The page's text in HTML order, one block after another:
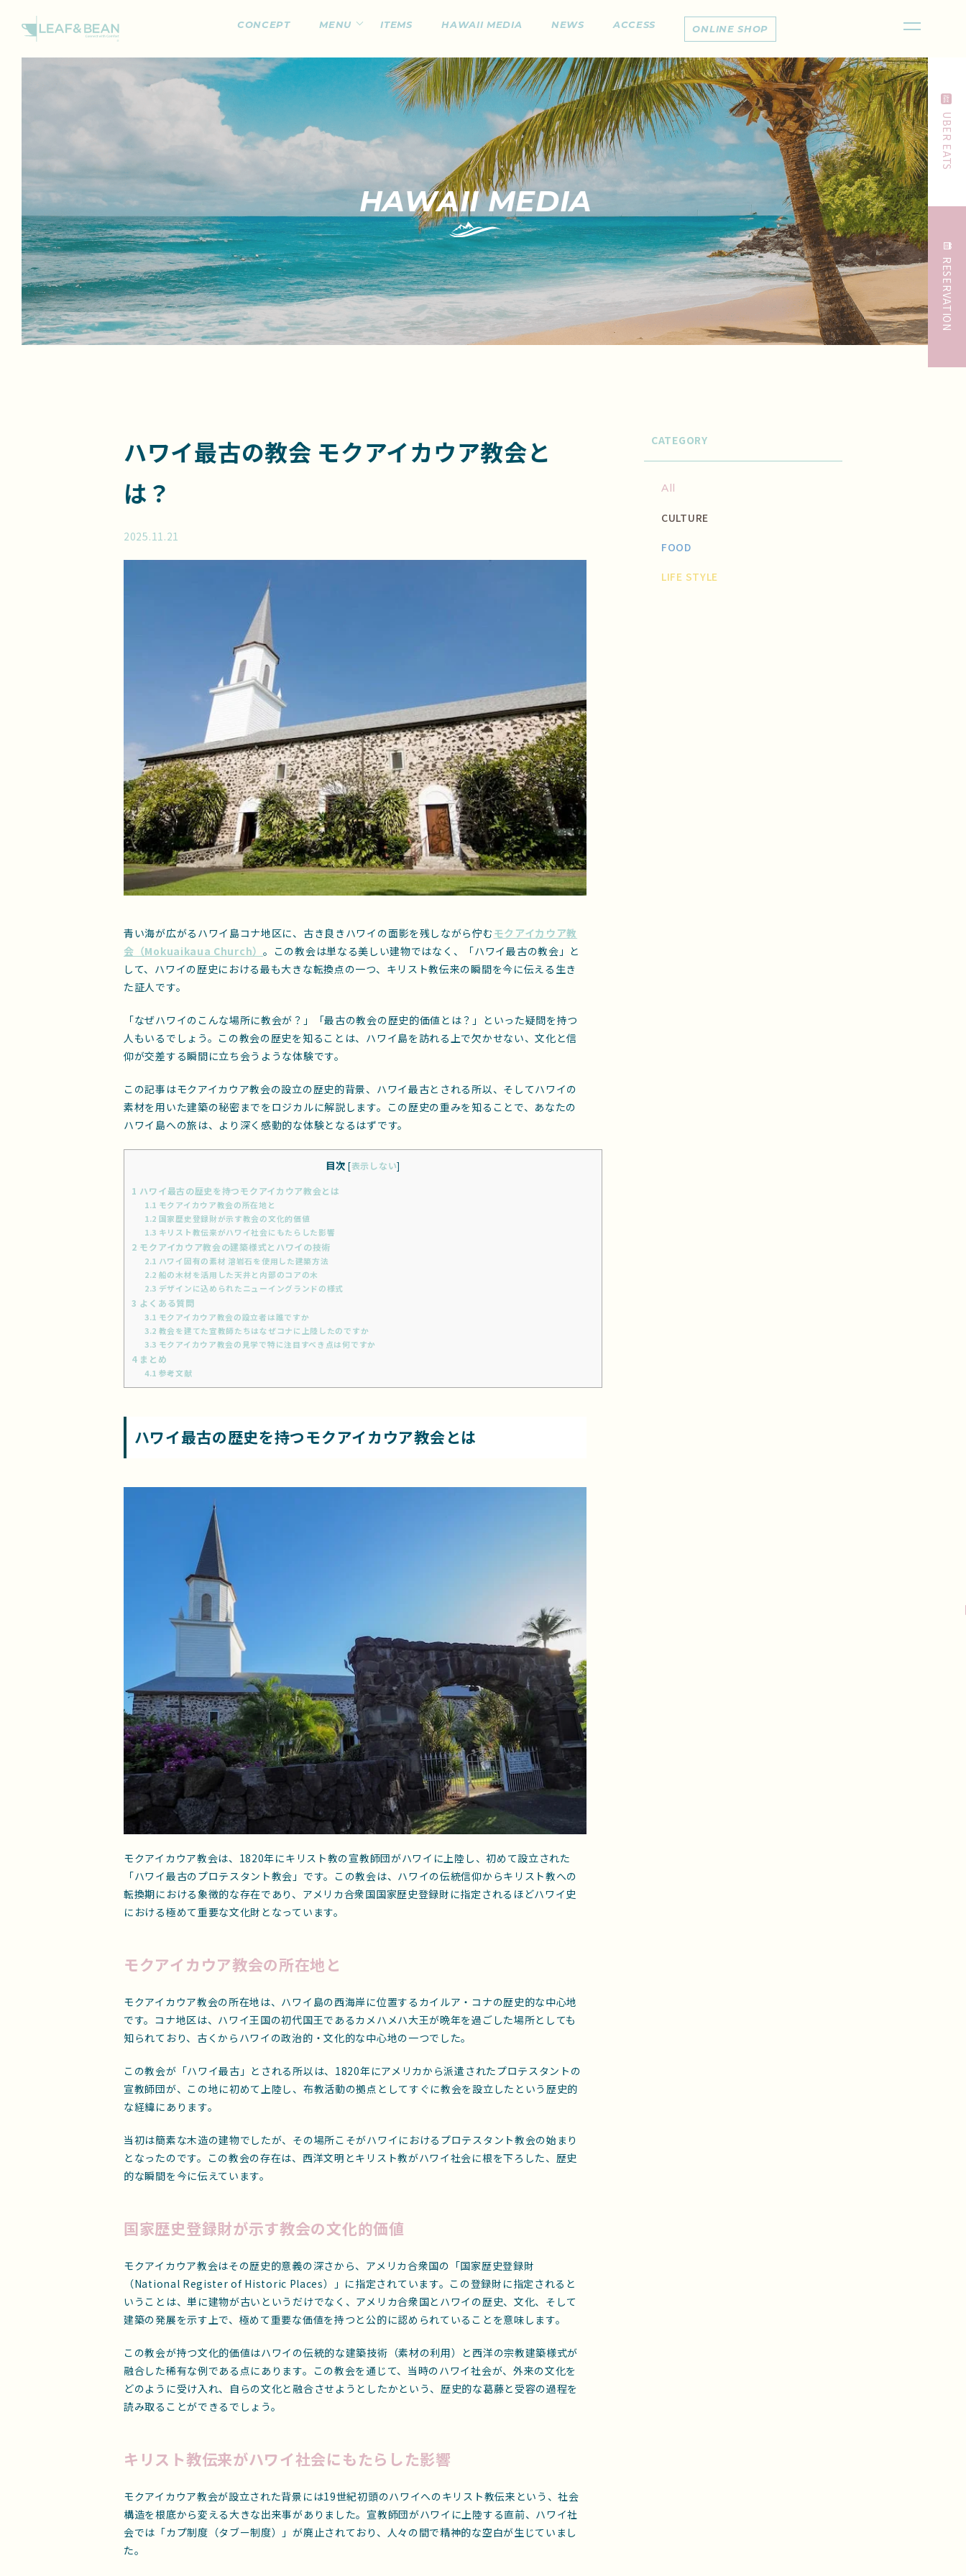
CONCEPT MENU ITEMS HAWAII MEDIA NEWS ACCESS ONLINE SHOP
UBER EATS
RESERVATION
HAWAII MEDIA
ハワイ最古の教会 モクアイカウア教会と
は？
2025.11.21
青い海が広がるハワイ島コナ地区に、古き良きハワイの面影を残しながら佇むモクアイカウア教
会（Mokuaikaua Church） 。この教会は単なる美しい建物ではなく、「ハワイ最古の教会」と
して、ハワイの歴史における最も大きな転換点の一つ、キリスト教伝来の瞬間を今に伝える生き
た証人です。
「なぜハワイのこんな場所に教会が？」「最古の教会の歴史的価値とは？」といった疑問を持つ
人もいるでしょう。この教会の歴史を知ることは、ハワイ島を訪れる上で欠かせない、文化と信
仰が交差する瞬間に立ち会うような体験です。
この記事はモクアイカウア教会の設立の歴史的背景、ハワイ最古とされる所以、そしてハワイの
素材を用いた建築の秘密までをロジカルに解説します。この歴史の重みを知ることで、あなたの
ハワイ島への旅は、より深く感動的な体験となるはずです。
目次 [表示しない]
1 ハワイ最古の歴史を持つモクアイカウア教会とは
1.1 モクアイカウア教会の所在地と
1.2 国家歴史登録財が示す教会の文化的価値
1.3 キリスト教伝来がハワイ社会にもたらした影響
2 モクアイカウア教会の建築様式とハワイの技術
2.1 ハワイ固有の素材 溶岩石を使用した建築方法
2.2 船の木材を活用した天井と内部のコアの木
2.3 デザインに込められたニューイングランドの様式
3 よくある質問
3.1 モクアイカウア教会の設立者は誰ですか
3.2 教会を建てた宣教師たちはなぜコナに上陸したのですか
3.3 モクアイカウア教会の見学で特に注目すべき点は何ですか
4まとめ
4.1 参考文献
ハワイ最古の歴史を持つモクアイカウア教会とは
モクアイカウア教会は、1820年にキリスト教の宣教師団がハワイに上陸し、初めて設立された
「ハワイ最古のプロテスタント教会」です。この教会は、ハワイの伝統信仰からキリスト教への
転換期における象徴的な存在であり、アメリカ合衆国国家歴史登録財に指定されるほどハワイ史
における極めて重要な文化財となっています。
モクアイカウア教会の所在地と
モクアイカウア教会の所在地は、ハワイ島の西海岸に位置するカイルア・コナの歴史的な中心地
です。コナ地区は、ハワイ王国の初代国王であるカメハメハ大王が晩年を過ごした場所としても
知られており、古くからハワイの政治的・文化的な中心地の一つでした。
この教会が「ハワイ最古」とされる所以は、1820年にアメリカから派遣されたプロテスタントの
宣教師団が、この地に初めて上陸し、布教活動の拠点としてすぐに教会を設立したという歴史的
な経緯にあります。
当初は簡素な木造の建物でしたが、その場所こそがハワイにおけるプロテスタント教会の始まり
となったのです。この教会の存在は、西洋文明とキリスト教がハワイ社会に根を下ろした、歴史
的な瞬間を今に伝えています。
国家歴史登録財が示す教会の文化的価値
モクアイカウア教会はその歴史的意義の深さから、アメリカ合衆国の「国家歴史登録財
（National Register of Historic Places）」に指定されています。この登録財に指定されると
いうことは、単に建物が古いというだけでなく、アメリカ合衆国とハワイの歴史、文化、そして
建築の発展を示す上で、極めて重要な価値を持つと公的に認められていることを意味します。
この教会が持つ文化的価値はハワイの伝統的な建築技術（素材の利用）と西洋の宗教建築様式が
融合した稀有な例である点にあります。この教会を通じて、当時のハワイ社会が、外来の文化を
どのように受け入れ、自らの文化と融合させようとしたかという、歴史的な葛藤と受容の過程を
読み取ることができるでしょう。
キリスト教伝来がハワイ社会にもたらした影響
モクアイカウア教会が設立された背景には19世紀初頭のハワイへのキリスト教伝来という、社会
構造を根底から変える大きな出来事がありました。宣教師団がハワイに上陸する直前、ハワイ社
会では「カプ制度（タブー制度）」が廃止されており、人々の間で精神的な空白が生じていまし
た。
CATEGORY
All
CULTURE
FOOD
LIFE STYLE